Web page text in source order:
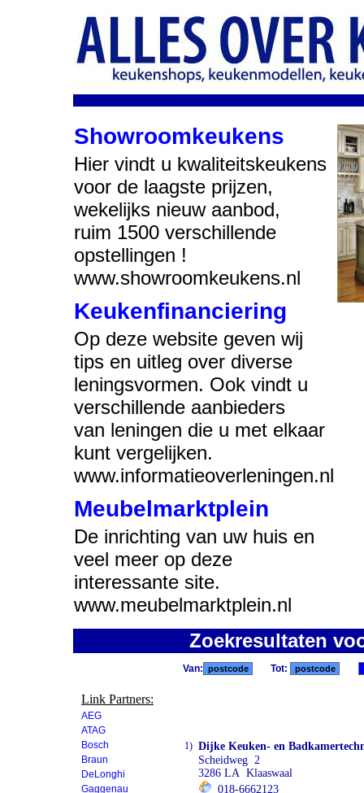
Showroomkeukens
Hier vindt u kwaliteitskeukens
voor de laagste prijzen,
wekelijks nieuw aanbod,
ruim 1500 verschillende
opstellingen !
www.showroomkeukens.nl
Keukenfinanciering
Op deze website geven wij
tips en uitleg over diverse
leningsvormen. Ook vindt u
verschillende aanbieders
van leningen die u met elkaar
kunt vergelijken.
www.informatieoverleningen.nl
Meubelmarktplein
De inrichting van uw huis en
veel meer op deze
interessante site.
www.meubelmarktplein.nl
Zoekresultaten
Link Partners:
AEG
ATAG
Bosch
Braun
DeLonghi
Gaggenau
Van: Tot:
1) Dijke Keuken- en
Scheidweg 2
3286 LA Klaaswaal
018-6662123